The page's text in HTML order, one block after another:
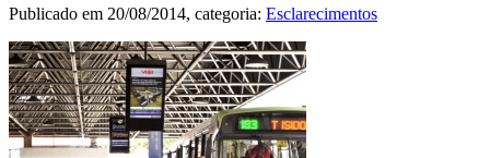
Publicado em 20/08/2014, categoria: Esclarecimentos